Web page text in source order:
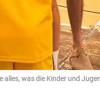
was die Kinder und